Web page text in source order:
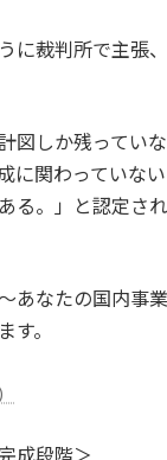
に裁判所で主張
図しか残ってい
に関わっていな
る。」と認定さ
あなたの国内事
す。
成段階＞